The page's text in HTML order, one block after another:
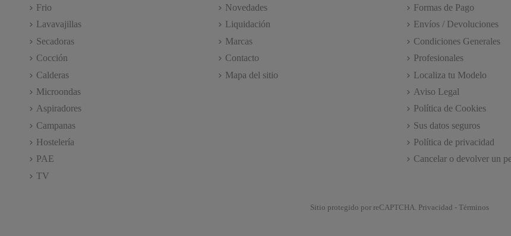
Frio
Lavavajillas
Secadoras
Cocción
Calderas
Microondas
Aspiradores
Campanas
Hostelería
PAE
TV
Novedades
Liquidación
Marcas
Contacto
Mapa del sitio
Formas de Pago
Envíos / Devoluciones
Condiciones Generales
Profesionales
Localiza tu Modelo
Aviso Legal
Política de Cookies
Sus datos seguros
Política de privacidad
Cancelar o devolver un
Sitio protegido por reCAPTCHA. Privacidad - Términos